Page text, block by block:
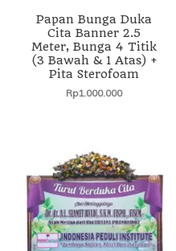
Papan Bunga Duka
Cita Banner 2.5
Meter, Bunga 4 Titik
(3 Bawah & 1 Atas) +
Pita Sterofoam
Rp1.000.000